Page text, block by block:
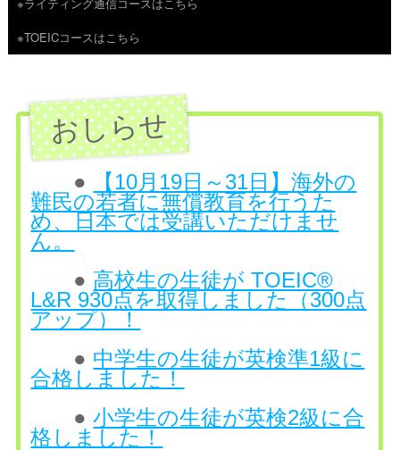
ス
キ
※TOEICコースはこちら
●
【10月19日～31日】海外の
難民の若者に無償教育を行うた
め、日本では受講いただけませ
ん。
● 高校生の生徒が TOEIC®
L&R 930点を取得しました（300点
アップ）！
● 中学生の生徒が英検準1級に
合格しました！
●小学生の生徒が英検2級に合
格しました！